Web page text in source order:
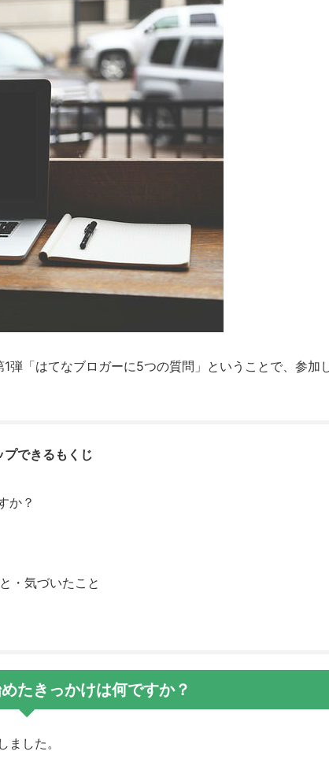
弾「はてなブロガーに5つの質問」ということで、参加
プできるもくじ
か？
・気づいたこと
たきっかけは何ですか？
した。